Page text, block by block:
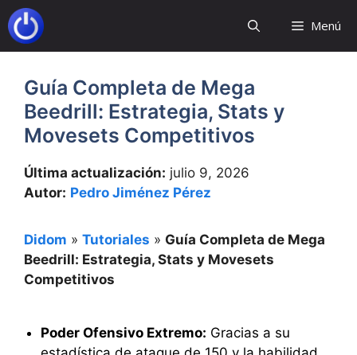
Saltar
al
contenido
Menú
Guía Completa de Mega
Beedrill: Estrategia, Stats y
Movesets Competitivos
Última actualización: julio 9, 2026
Autor: Pedro Jiménez Pérez
Didom » Tutoriales » Guía Completa de Mega
Beedrill: Estrategia, Stats y Movesets
Competitivos
Poder Ofensivo Extremo: Gracias a su